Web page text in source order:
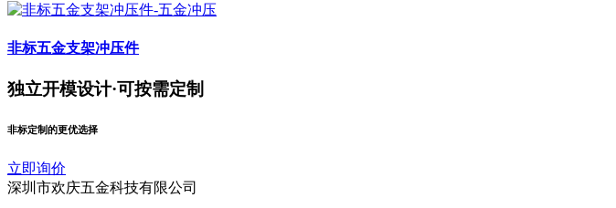
非标五金支架冲压件
独立开模设计·可按需定制
非标定制的更优选择
立即询价
深圳市欢庆五金科技有限公司